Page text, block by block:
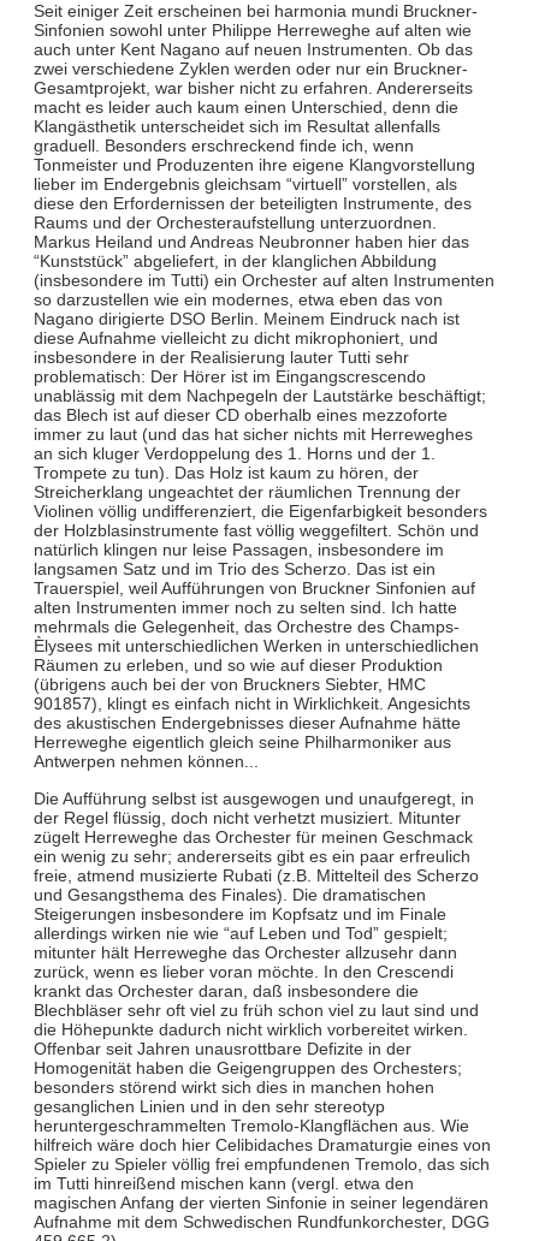
Seit einiger Zeit erscheinen bei harmonia mundi Bruckner-
Sinfonien sowohl unter Philippe Herreweghe auf alten wie
auch unter Kent Nagano auf neuen Instrumenten. Ob das
zwei verschiedene Zyklen werden oder nur ein Bruckner-
Gesamtprojekt, war bisher nicht zu erfahren. Andererseits
macht es leider auch kaum einen Unterschied, denn die
Klangästhetik unterscheidet sich im Resultat allenfalls
graduell. Besonders erschreckend finde ich, wenn
Tonmeister und Produzenten ihre eigene Klangvorstellung
lieber im Endergebnis gleichsam “virtuell” vorstellen, als
diese den Erfordernissen der beteiligten Instrumente, des
Raums und der Orchesteraufstellung unterzuordnen.
Markus Heiland und Andreas Neubronner haben hier das
“Kunststück” abgeliefert, in der klanglichen Abbildung
(insbesondere im Tutti) ein Orchester auf alten Instrumenten
so darzustellen wie ein modernes, etwa eben das von
Nagano dirigierte DSO Berlin. Meinem Eindruck nach ist
diese Aufnahme vielleicht zu dicht mikrophoniert, und
insbesondere in der Realisierung lauter Tutti sehr
problematisch: Der Hörer ist im Eingangscrescendo
unablässig mit dem Nachpegeln der Lautstärke beschäftigt;
das Blech ist auf dieser CD oberhalb eines mezzoforte
immer zu laut (und das hat sicher nichts mit Herreweghes
an sich kluger Verdoppelung des 1. Horns und der 1.
Trompete zu tun). Das Holz ist kaum zu hören, der
Streicherklang ungeachtet der räumlichen Trennung der
Violinen völlig undifferenziert, die Eigenfarbigkeit besonders
der Holzblasinstrumente fast völlig weggefiltert. Schön und
natürlich klingen nur leise Passagen, insbesondere im
langsamen Satz und im Trio des Scherzo. Das ist ein
Trauerspiel, weil Aufführungen von Bruckner Sinfonien auf
alten Instrumenten immer noch zu selten sind. Ich hatte
mehrmals die Gelegenheit, das Orchestre des Champs-
Èlysees mit unterschiedlichen Werken in unterschiedlichen
Räumen zu erleben, und so wie auf dieser Produktion
(übrigens auch bei der von Bruckners Siebter, HMC
901857), klingt es einfach nicht in Wirklichkeit. Angesichts
des akustischen Endergebnisses dieser Aufnahme hätte
Herreweghe eigentlich gleich seine Philharmoniker aus
Antwerpen nehmen können...
Die Aufführung selbst ist ausgewogen und unaufgeregt, in
der Regel flüssig, doch nicht verhetzt musiziert. Mitunter
zügelt Herreweghe das Orchester für meinen Geschmack
ein wenig zu sehr; andererseits gibt es ein paar erfreulich
freie, atmend musizierte Rubati (z.B. Mittelteil des Scherzo
und Gesangsthema des Finales). Die dramatischen
Steigerungen insbesondere im Kopfsatz und im Finale
allerdings wirken nie wie “auf Leben und Tod” gespielt;
mitunter hält Herreweghe das Orchester allzusehr dann
zurück, wenn es lieber voran möchte. In den Crescendi
krankt das Orchester daran, daß insbesondere die
Blechbläser sehr oft viel zu früh schon viel zu laut sind und
die Höhepunkte dadurch nicht wirklich vorbereitet wirken.
Offenbar seit Jahren unausrottbare Defizite in der
Homogenität haben die Geigengruppen des Orchesters;
besonders störend wirkt sich dies in manchen hohen
gesanglichen Linien und in den sehr stereotyp
heruntergeschrammelten Tremolo-Klangflächen aus. Wie
hilfreich wäre doch hier Celibidaches Dramaturgie eines von
Spieler zu Spieler völlig frei empfundenen Tremolo, das sich
im Tutti hinreißend mischen kann (vergl. etwa den
magischen Anfang der vierten Sinfonie in seiner legendären
Aufnahme mit dem Schwedischen Rundfunkorchester, DGG